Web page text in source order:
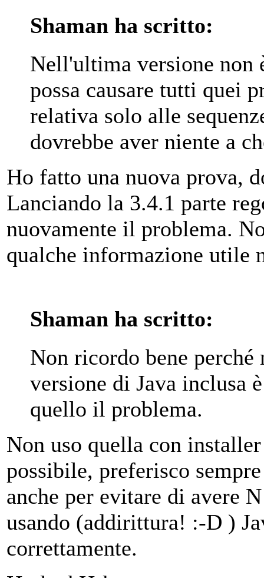
Shaman ha scritto:
Nell'ultima versione non
possa causare tutti quei
relativa solo alle
dovrebbe aver niente a
Ho fatto una nuova prova,
Lanciando la 3.4.1 parte
nuovamente il problema.
qualche informazione utile
Shaman ha scritto:
Non ricordo bene
versione di Java inclusa
quello il problema.
Non uso quella con
possibile, preferisco
anche per evitare di avere
usando (addirittura! :-D )
correttamente.